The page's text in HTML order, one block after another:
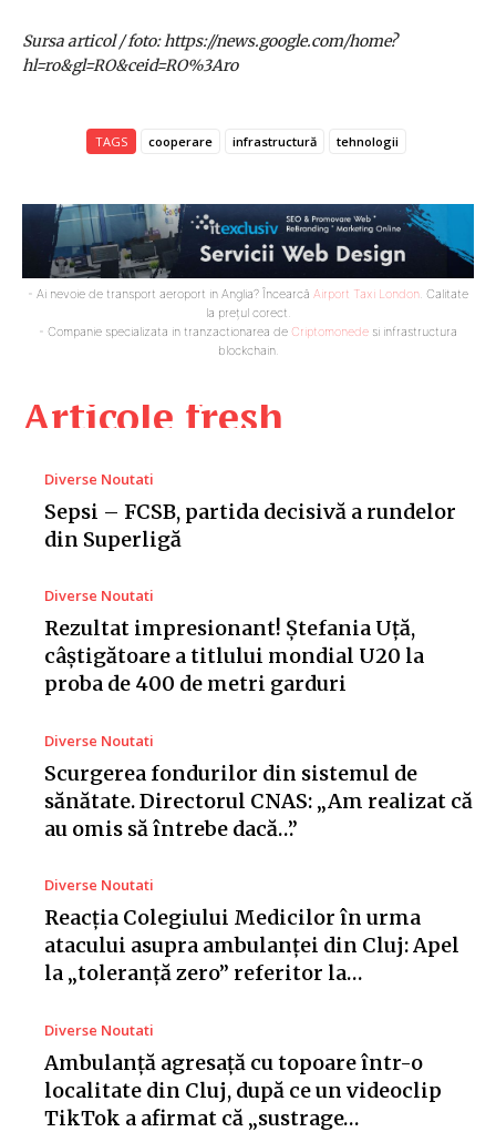
Articole fresh
Diverse Noutati
Sepsi – FCSB, partida decisivă a rundelor
din Superligă
Diverse Noutati
Rezultat impresionant! Ștefania Uță,
câștigătoare a titlului mondial U20 la
proba de 400 de metri garduri
Diverse Noutati
Scurgerea fondurilor din sistemul de
sănătate. Directorul CNAS: „Am realizat că
au omis să întrebe dacă…”
Diverse Noutati
Reacția Colegiului Medicilor în urma
atacului asupra ambulanței din Cluj: Apel
la „toleranță zero” referitor la…
Diverse Noutati
Ambulanță agresață cu topoare într-o
localitate din Cluj, după ce un videoclip
TikTok a afirmat că „sustrage…
Sursa articol / foto: https://news.google.com/home?
hl=ro&gl=RO&ceid=RO%3Aro
TAGS cooperare infrastructură tehnologii
- Ai nevoie de transport aeroport in Anglia? Încearcă Airport Taxi London. Calitate
la prețul corect.
- Companie specializata in tranzactionarea de Criptomonede si infrastructura
blockchain.